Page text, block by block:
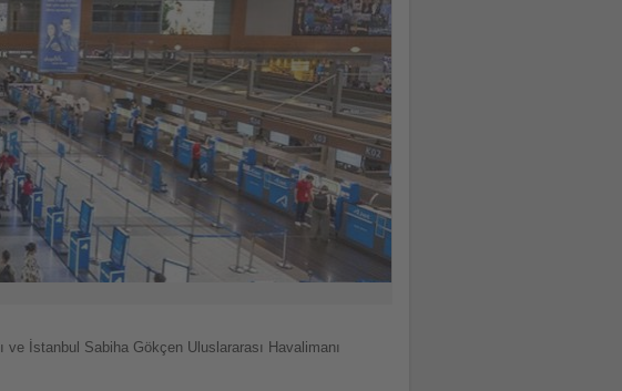
İstanbul Sabiha Gökçen Uluslararası Havalimanı